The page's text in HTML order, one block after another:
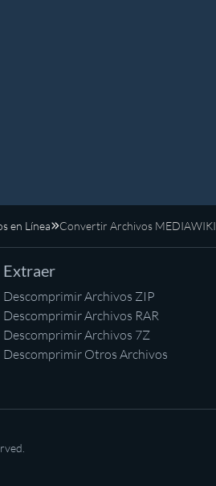
en Línea Convertir Archivos MEDIAWIKI
Extraer
Descomprimir Archivos ZIP
Descomprimir Archivos RAR
Descomprimir Archivos 7Z
Descomprimir Otros Archivos